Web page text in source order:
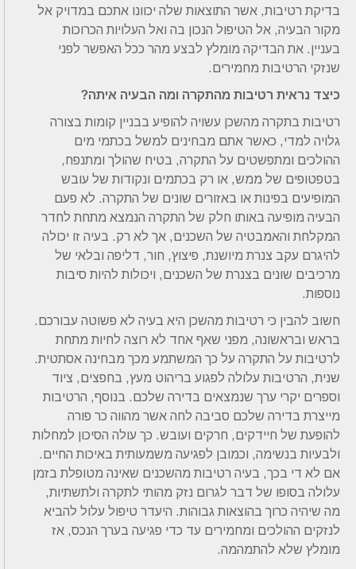
בדיקת רטיבות, אשר התוצאות שלה יכוונו אתכם במדויק אל
מקור הבעיה, אל הטיפול הנכון בה ואל העלויות הכרוכות
בעניין. את הבדיקה מומלץ לבצע מהר ככל האפשר לפני
שנזקי הרטיבות מחמירים.
כיצד נראית רטיבות מהתקרה ומה הבעיה איתה?
רטיבות בתקרה מהשכן עשויה להופיע בבניין קומות בצורה
גלויה למדי, כאשר אתם מבחינים למשל בכתמי מים
ההולכים ומתפשטים על התקרה, בטיח שהולך ומתנפח,
בטפטופים של ממש, או רק בכתמים ונקודות של עובש
המופיעים בפינות או באזורים שונים של התקרה. לא פעם
הבעיה מופיעה באותו חלק של התקרה הנמצא מתחת לחדר
המקלחת והאמבטיה של השכנים, אך לא רק. בעיה זו יכולה
להיגרם עקב צנרת מיושנת, פיצוץ, חור, דליפה ובלאי של
מרכיבים שונים בצנרת של השכנים, ויכולות להיות סיבות
נוספות.
חשוב להבין כי רטיבות מהשכן היא בעיה לא פשוטה עבורכם.
בראש ובראשונה, מפני שאף אחד לא רוצה לחיות מתחת
לרטיבות על התקרה על כך המשתמע מכך מבחינה אסתטית.
שנית, הרטיבות עלולה לפגוע בריהוט מעץ, בחפצים, ציוד
וספרים יקרי ערך שנמצאים בדירה שלכם. בנוסף, הרטיבות
מייצרת בדירה שלכם סביבה לחה אשר מהווה כר פורה
להופעת של חיידקים, חרקים ועובש. כך עולה הסיכון למחלות
ולבעיות בנשימה, וכמובן לפגיעה משמעותית באיכות החיים.
אם לא די בכך, בעיה רטיבות מהשכנים שאינה מטופלת בזמן
עלולה בסופו של דבר לגרום נזק מהותי לתקרה ולתשתיות,
מה שיהיה כרוך בהוצאות גבוהות. היעדר טיפול עלול להביא
לנזקים ההולכים ומחמירים עד כדי פגיעה בערך הנכס, אז
מומלץ שלא להתמהמה.